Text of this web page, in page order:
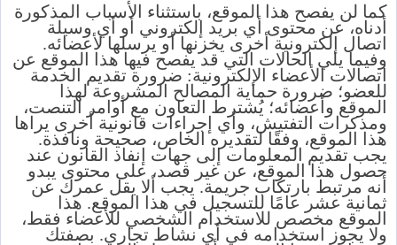
كما لن يفصح هذا الموقع، باستثناء الأسباب المذكورة
أدناه، عن محتوى أي بريد إلكتروني أو أي وسيلة
اتصال إلكترونية أخرى يخزنها أو يرسلها لأعضائه.
وفيما يلي الحالات التي قد يفصح فيها هذا الموقع عن
اتصالات الأعضاء الإلكترونية: ضرورة تقديم الخدمة
للعضو؛ ضرورة حماية المصالح المشروعة لهذا
الموقع وأعضائه؛ يُشترط التعاون مع أوامر التنصت،
ومذكرات التفتيش، وأي إجراءات قانونية أخرى يراها
هذا الموقع، وفقًا لتقديره الخاص، صحيحة ونافذة.
يجب تقديم المعلومات إلى جهات إنفاذ القانون عند
حصول هذا الموقع، عن غير قصد، على محتوى يبدو
أنه مرتبط بارتكاب جريمة. يجب ألا يقل عمرك عن
ثمانية عشر عامًا للتسجيل في هذا الموقع. هذا
الموقع مخصص للاستخدام الشخصي للأعضاء فقط،
ولا يجوز استخدامه في أي نشاط تجاري. بصفتك